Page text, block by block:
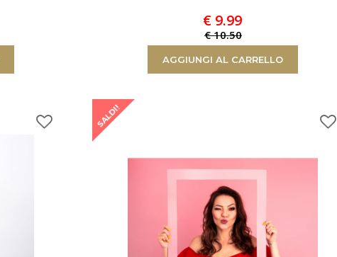
€ 9.99
€ 10.50
AGGIUNGI AL CARRELLO
SALDI!